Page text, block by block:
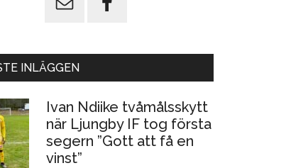
INLÄGGEN
Ivan Ndiike tvåmålsskytt
när Ljungby IF tog första
segern ”Gott att få en
vinst”